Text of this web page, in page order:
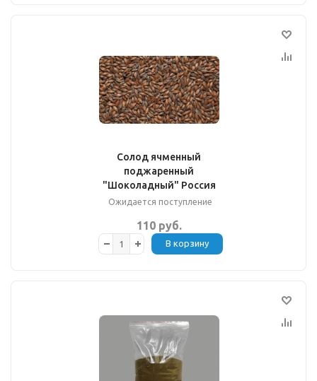
Солод ячменный
поджаренный
"Шоколадный" Россия
Ожидается поступление
110 руб.
В корзину